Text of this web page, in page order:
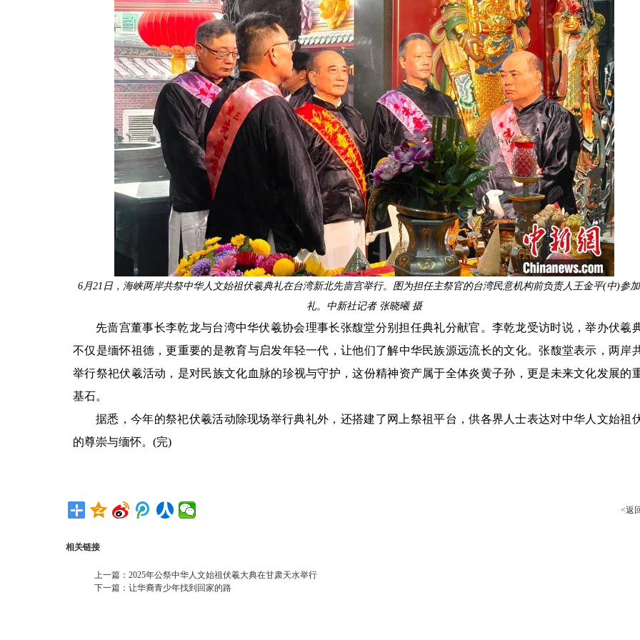
6月21日，海峡两岸共祭中华人文始祖伏羲典礼在台湾新北先啬宫举行。图为担任主祭官的台湾民意机构前负责人王金平(中)参
礼。 中新社记者 张晓曦 摄
先啬宫董事长李乾龙与台湾中华伏羲协会理事长张馥堂分别担任典礼分献官。李乾龙受访时说，举办伏羲
不仅是缅怀祖德，更重要的是教育与启发年轻一代，让他们了解中华民族源远流长的文化。张馥堂表示，两岸
举行祭祀伏羲活动，是对民族文化血脉的珍视与守护，这份精神资产属于全体炎黄子孙，更是未来文化发展的
基石。
据悉，今年的祭祀伏羲活动除现场举行典礼外，还搭建了网上祭祖平台，供各界人士表达对中华人文始祖
的尊崇与缅怀。(完)
<返
相关链接
上一篇： 2025年公祭中华人文始祖伏羲大典在甘肃天水举行
下一篇： 让华裔青少年找到回家的路